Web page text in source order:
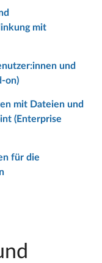
mit
und
on)
mit Dateien und
(Enterprise
für die